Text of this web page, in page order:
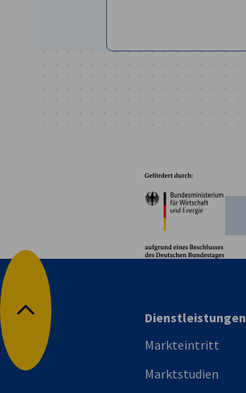
Nach oben
Dienstleistungen
Markteintritt
Marktstudien